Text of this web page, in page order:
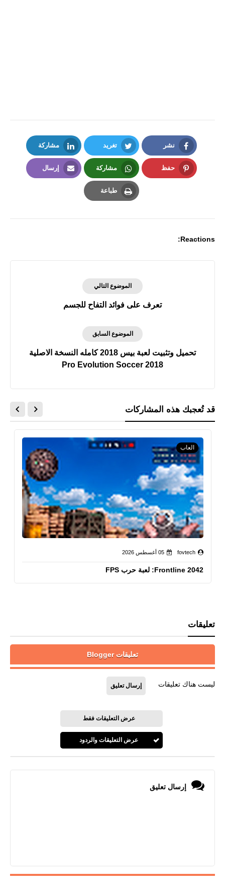
نشر
Facebook
تغريد
Twitter
مشاركة
LinkedIn
حفظ مشاركة
Whatsapp
إرسال
طباعة
Reactions:
الموضوع التالي
تعرف على فوائد التفاح للجسم
الموضوع السابق
تحميل وتثبيت لعبة بيس 2018 كامله النسخة الاصلية
Pro Evolution Soccer 2018
قد تُعجبك هذه المشاركات
العاب
fovtech 05 أغسطس 2026
Frontline 2042: لعبة حرب FPS
تعليقات
تعليقات Blogger
ليست هناك تعليقات إرسال تعليق
عرض التعليقات فقط
عرض التعليقات والردود
إرسال تعليق